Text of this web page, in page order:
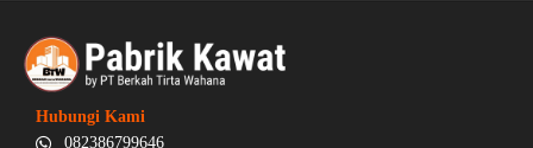
Hubungi Kami
082386799646